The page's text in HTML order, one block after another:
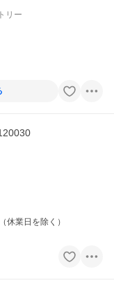
リー
休業日を除く）